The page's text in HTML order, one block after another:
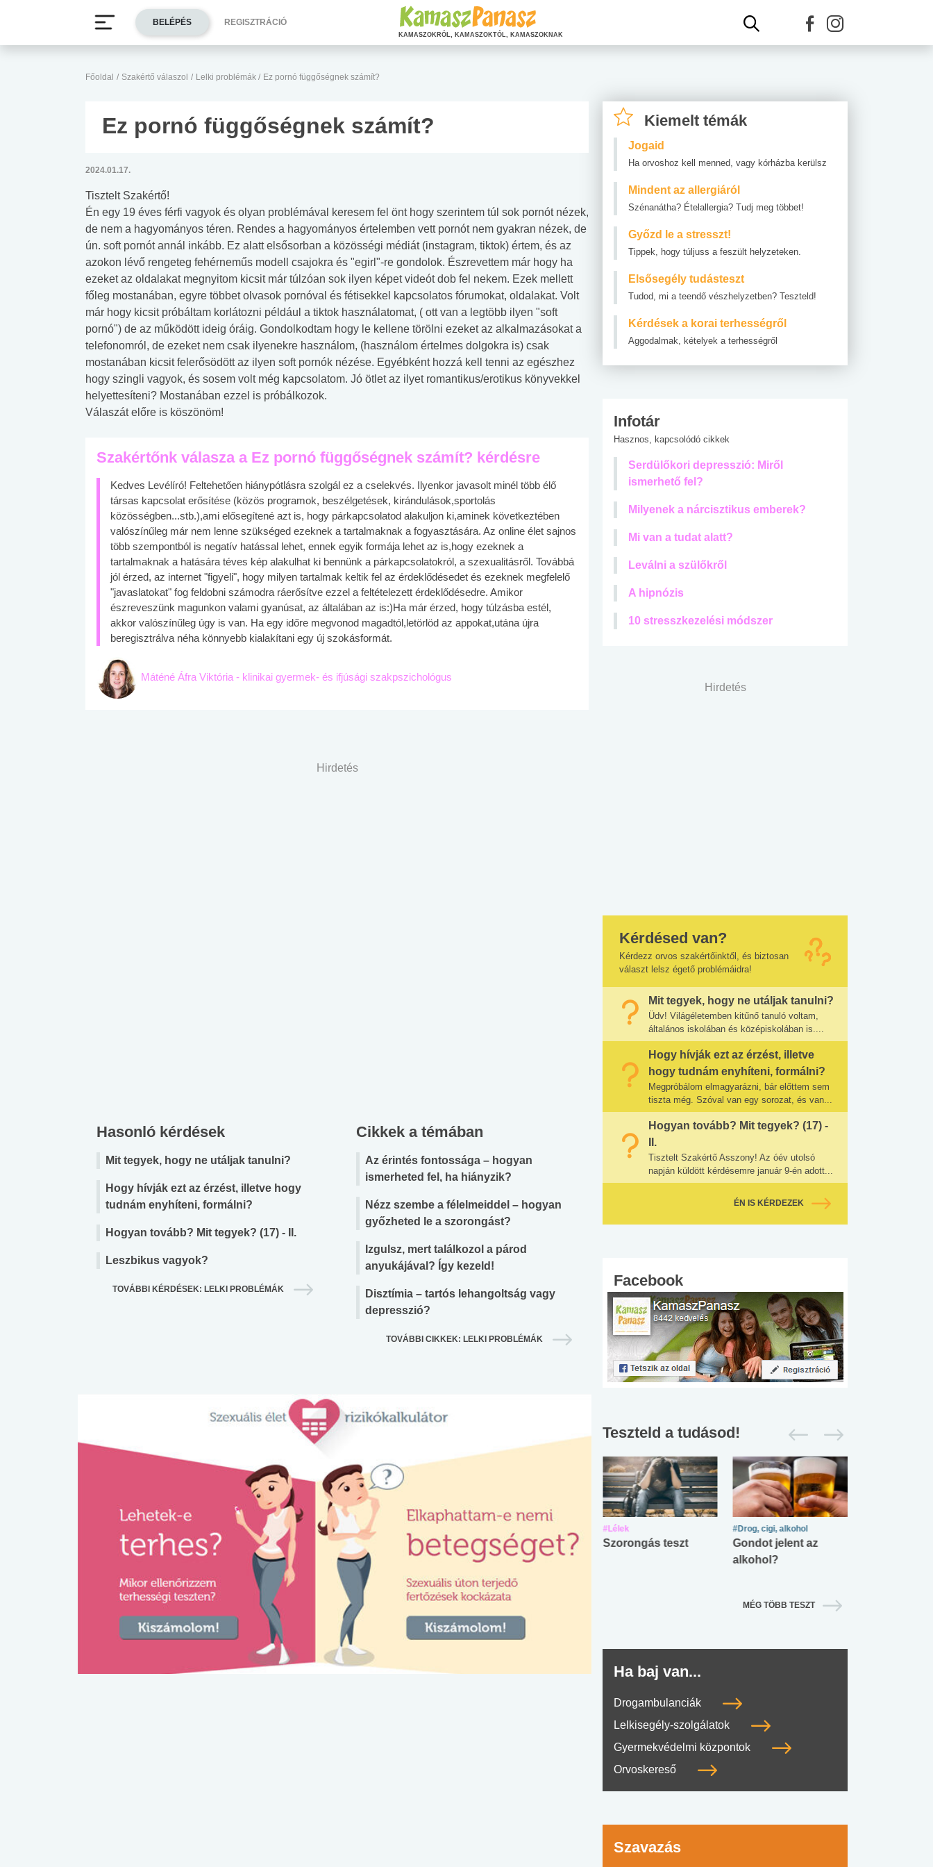
Főoldal / Szakértő válaszol / Lelki problémák / Ez pornó függőségnek számít?
Ez pornó függőségnek számít?
2024.01.17.
Tisztelt Szakértő!
Én egy 19 éves férfi vagyok és olyan problémával keresem fel önt hogy szerintem túl sok pornót nézek,
de nem a hagyományos téren. Rendes a hagyományos értelemben vett pornót nem gyakran nézek, de
ún. soft pornót annál inkább. Ez alatt elsősorban a közösségi médiát (instagram, tiktok) értem, és az
azokon lévő rengeteg fehérneműs modell csajokra és "egirl"-re gondolok. Észrevettem már hogy ha
ezeket az oldalakat megnyitom kicsit már túlzóan sok ilyen képet videót dob fel nekem. Ezek mellett
főleg mostanában, egyre többet olvasok pornóval és fétisekkel kapcsolatos fórumokat, oldalakat. Volt
már hogy kicsit próbáltam korlátozni például a tiktok használatomat, ( ott van a legtöbb ilyen "soft
pornó") de az működött ideig óráig. Gondolkodtam hogy le kellene törölni ezeket az alkalmazásokat a
telefonomról, de ezeket nem csak ilyenekre használom, (használom értelmes dolgokra is) csak
mostanában kicsit felerősödött az ilyen soft pornók nézése. Egyébként hozzá kell tenni az egészhez
hogy szingli vagyok, és sosem volt még kapcsolatom. Jó ötlet az ilyet romantikus/erotikus könyvekkel
helyettesíteni? Mostanában ezzel is próbálkozok.
Válaszát előre is köszönöm!
Szakértőnk válasza a Ez pornó függőségnek számít? kérdésre
Kedves Levélíró! Feltehetően hiánypótlásra szolgál ez a cselekvés. Ilyenkor javasolt minél több élő
társas kapcsolat erősítése (közös programok, beszélgetések, kirándulások,sportolás
közösségben...stb.),ami elősegítené azt is, hogy párkapcsolatod alakuljon ki,aminek következtében
valószínűleg már nem lenne szükséged ezeknek a tartalmaknak a fogyasztására. Az online élet sajnos
több szempontból is negatív hatással lehet, ennek egyik formája lehet az is,hogy ezeknek a
tartalmaknak a hatására téves kép alakulhat ki bennünk a párkapcsolatokról, a szexualitásről. Továbbá
jól érzed, az internet "figyeli", hogy milyen tartalmak keltik fel az érdeklődésedet és ezeknek megfelelő
"javaslatokat" fog feldobni számodra ráerősítve ezzel a feltételezett érdeklődésedre. Amikor
észreveszünk magunkon valami gyanúsat, az általában az is:)Ha már érzed, hogy túlzásba estél,
akkor valószínűleg úgy is van. Ha egy időre megvonod magadtól,letörlöd az appokat,utána újra
beregisztrálva néha könnyebb kialakítani egy új szokásformát.
Máténé Áfra Viktória - klinikai gyermek- és ifjúsági szakpszichológus
Hirdetés
Hasonló kérdések
Mit tegyek, hogy ne utáljak tanulni?
Hogy hívják ezt az érzést, illetve hogy
tudnám enyhíteni, formálni?
Hogyan tovább? Mit tegyek? (17) - II.
Leszbikus vagyok?
TOVÁBBI KÉRDÉSEK: LELKI PROBLÉMÁK
Cikkek a témában
Az érintés fontossága – hogyan
ismerheted fel, ha hiányzik?
Nézz szembe a félelmeiddel – hogyan
győzheted le a szorongást?
Izgulsz, mert találkozol a párod
anyukájával? Így kezeld!
Disztímia – tartós lehangoltság vagy
depresszió?
TOVÁBBI CIKKEK: LELKI PROBLÉMÁK
Kiemelt témák
Jogaid
Ha orvoshoz kell menned, vagy kórházba kerülsz
Mindent az allergiáról
Szénanátha? Ételallergia? Tudj meg többet!
Győzd le a stresszt!
Tippek, hogy túljuss a feszült helyzeteken.
Elsősegély tudásteszt
Tudod, mi a teendő vészhelyzetben? Teszteld!
Kérdések a korai terhességről
Aggodalmak, kételyek a terhességről
Infotár
Hasznos, kapcsolódó cikkek
Serdülőkori depresszió: Miről
ismerhető fel?
Milyenek a nárcisztikus emberek?
Mi van a tudat alatt?
Leválni a szülőkről
A hipnózis
10 stresszkezelési módszer
Hirdetés
Kérdésed van?
Kérdezz orvos szakértőinktől, és biztosan
választ lelsz égető problémáidra!
Mit tegyek, hogy ne utáljak tanulni?
Üdv! Világéletemben kitűnő tanuló voltam,
általános iskolában és középiskolában is....
Hogy hívják ezt az érzést, illetve
hogy tudnám enyhíteni, formálni?
Megpróbálom elmagyarázni, bár előttem sem
tiszta még. Szóval van egy sorozat, és van...
Hogyan tovább? Mit tegyek? (17) -
II.
Tisztelt Szakértő Asszony! Az óév utolsó
napján küldött kérdésemre január 9-én adott...
ÉN IS KÉRDEZEK
Facebook
Teszteld a tudásod!
Mekkora az ökológiai
lábnyomod?
#Betegségek
Elsősegély
tudásteszt
#Suli, munka
Angol középfokú
nyelvvizsga teszt -
No.42
Internet-függőség
teszt
#Lélek
Szorongás teszt
#Drog, cigi, alkohol
Gondot jelent az
alkohol?
MÉG TÖBB TESZT
Ha baj van...
Drogambulanciák
Lelkisegély-szolgálatok
Gyermekvédelmi központok
Orvoskereső
Szavazás
BELÉPÉS REGISZTRÁCIÓ
KAMASZOKRÓL, KAMASZOKTÓL, KAMASZOKNAK